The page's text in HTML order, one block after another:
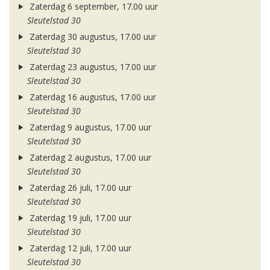
Zaterdag 6 september, 17.00 uur
Sleutelstad 30
Zaterdag 30 augustus, 17.00 uur
Sleutelstad 30
Zaterdag 23 augustus, 17.00 uur
Sleutelstad 30
Zaterdag 16 augustus, 17.00 uur
Sleutelstad 30
Zaterdag 9 augustus, 17.00 uur
Sleutelstad 30
Zaterdag 2 augustus, 17.00 uur
Sleutelstad 30
Zaterdag 26 juli, 17.00 uur
Sleutelstad 30
Zaterdag 19 juli, 17.00 uur
Sleutelstad 30
Zaterdag 12 juli, 17.00 uur
Sleutelstad 30